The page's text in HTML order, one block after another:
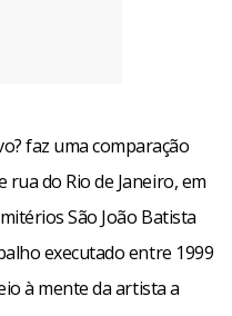
faz uma comparação
do Rio de Janeiro, em
São João Batista
executado entre 1999
à mente da artista a